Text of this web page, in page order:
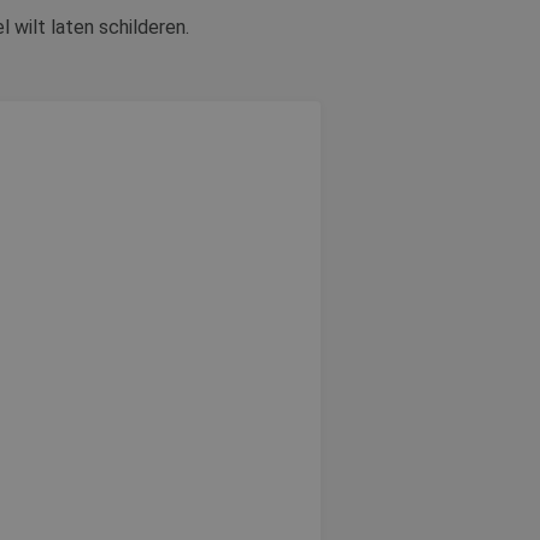
wilt laten schilderen.